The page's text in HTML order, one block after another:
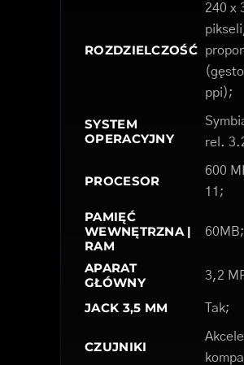
ROZDZIELCZOŚĆ
240 x
ppi);
SYSTEM
OPERACYJNY
rel.
PROCESOR
600
11;
PAMIĘĆ
WEWNĘTRZNA |
RAM
60MB;
APARAT
GŁÓWNY
3,2
JACK 3,5 MM Tak;
CZUJNIKI